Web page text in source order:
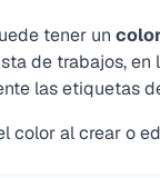
tener un
de trabajos, en
las etiquetas
color al crear o